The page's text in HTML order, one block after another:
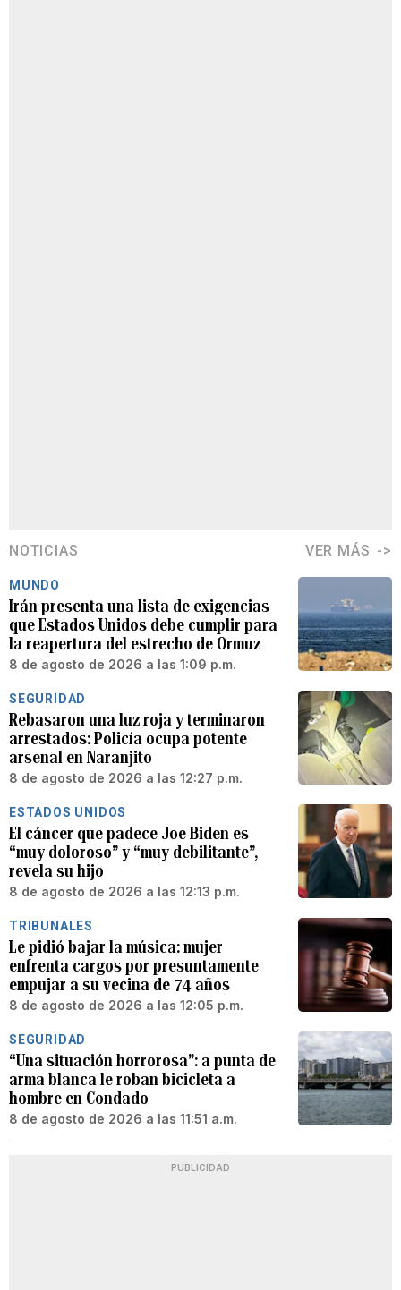
NOTICIAS VER MÁS
MUNDO
Irán presenta una lista de exigencias
que Estados Unidos debe cumplir para
la reapertura del estrecho de Ormuz
8 de agosto de 2026 a las 1:09 p.m.
SEGURIDAD
Rebasaron una luz roja y terminaron
arrestados: Policía ocupa potente
arsenal en Naranjito
8 de agosto de 2026 a las 12:27 p.m.
ESTADOS UNIDOS
El cáncer que padece Joe Biden es
“muy doloroso” y “muy debilitante”,
revela su hijo
8 de agosto de 2026 a las 12:13 p.m.
TRIBUNALES
Le pidió bajar la música: mujer
enfrenta cargos por presuntamente
empujar a su vecina de 74 años
8 de agosto de 2026 a las 12:05 p.m.
SEGURIDAD
“Una situación horrorosa”: a punta de
arma blanca le roban bicicleta a
hombre en Condado
8 de agosto de 2026 a las 11:51 a.m.
PUBLICIDAD